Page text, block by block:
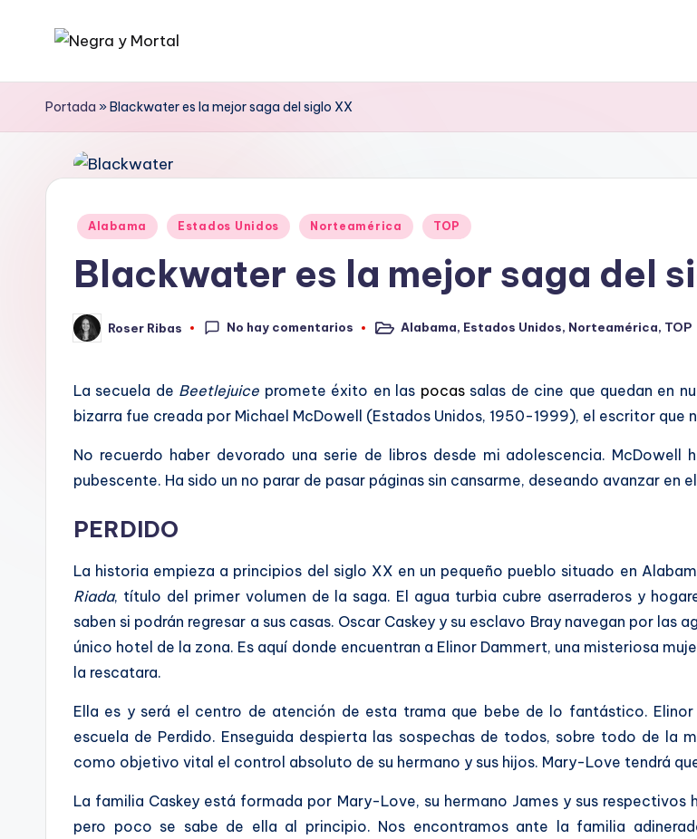
contenido
N
e
r
rt
literaria
la
Negra
mucho
Portada »Blackwater es la mejor saga del siglo XX
Publicado
Alabama Estados Unidos Norteamérica TOP
Blackwater es la mejor saga del
Publicado
por
Roser Ribas No hay comentarios
Publicado
Alabama, Estados Unidos, Norteamérica, TOP
La secuela de Beetlejuice promete éxito en las pocas salas de cine que quedan en
bizarra fue creada por Michael McDowell (Estados Unidos, 1950-1999), el escritor que
No recuerdo haber devorado una serie de libros desde mi adolescencia. McDowell
pubescente. Ha sido un no parar de pasar páginas sin cansarme, deseando avanzar
PERDIDO
La historia empieza a principios del siglo XX en un pequeño pueblo situado en
Riada, título del primer volumen de la saga. El agua turbia cubre aserraderos y
saben si podrán regresar a sus casas. Oscar Caskey y su esclavo Bray navegan por las
único hotel de la zona. Es aquí donde encuentran a Elinor Dammert, una misteriosa
la rescatara.
Ella es y será el centro de atención de esta trama que bebe de lo fantástico.
escuela de Perdido. Enseguida despierta las sospechas de todos, sobre todo de la
como objetivo vital el control absoluto de su hermano y sus hijos. Mary-Love tendrá
La familia Caskey está formada por Mary-Love, su hermano James y sus respectivos
pero poco se sabe de ella al principio. Nos encontramos ante la familia